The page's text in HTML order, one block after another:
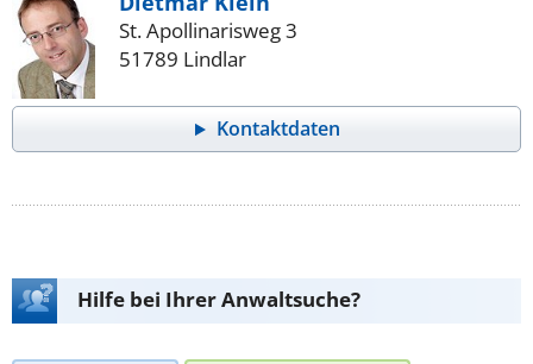
St. Apollinarisweg 3
51789 Lindlar
Kontaktdaten
Hilfe bei Ihrer Anwaltsuche?